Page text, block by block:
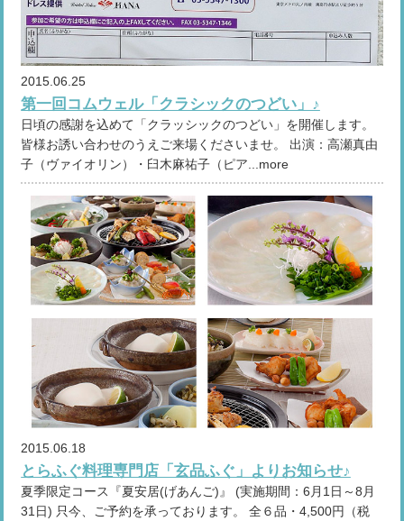
2015.06.25
第一回コムウェル「クラシックのつどい」♪
日頃の感謝を込めて「クラッシックのつどい」を開催します。
皆様お誘い合わせのうえご来場くださいませ。 出演：高瀬真由
子（ヴァイオリン）・臼木麻祐子（ピア...more
2015.06.18
とらふぐ料理専門店「玄品ふぐ」よりお知らせ♪
夏季限定コース『夏安居(げあんご)』 (実施期間：6月1日～8月
31日) 只今、ご予約を承っております。 全６品・4,500円（税